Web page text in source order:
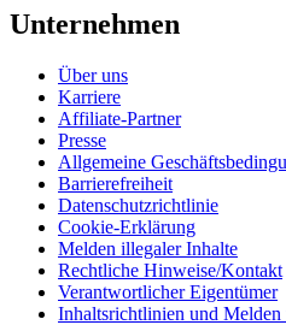
Unternehmen
Über uns
Karriere
Affiliate-Partner
Presse
Allgemeine
Barrierefreiheit
Datenschutzrichtlinie
Cookie-Erklärung
Melden illegaler Inhalte
Rechtliche Hinweise/Kontakt
Verantwortlicher Eigentümer
Inhaltsrichtlinien und Melden